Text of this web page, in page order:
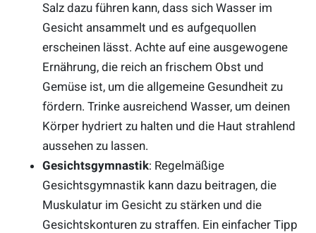
Salz dazu führen kann, dass sich Wasser im
Gesicht ansammelt und es aufgequollen
erscheinen lässt. Achte auf eine ausgewogene
Ernährung, die reich an frischem Obst und
Gemüse ist, um die allgemeine Gesundheit zu
fördern. Trinke ausreichend Wasser, um deinen
Körper hydriert zu halten und die Haut strahlend
aussehen zu lassen.
Gesichtsgymnastik: Regelmäßige
Gesichtsgymnastik kann dazu beitragen, die
Muskulatur im Gesicht zu stärken und die
Gesichtskonturen zu straffen. Ein einfacher Tipp